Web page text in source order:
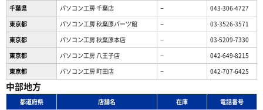
千葉県
パソコン工房 千葉店 −
043-306-4727
東京都
パソコン工房 秋葉原パーツ館 −
03-3526-3571
東京都
パソコン工房 秋葉原本店 −
03-5209-7330
東京都
パソコン工房 八王子店 −
042-649-8215
東京都
パソコン工房 町田店 − 042-707-6425
中部地方
都道府県 店舗名 在庫
電話番号